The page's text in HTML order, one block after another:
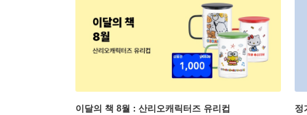
이달의 책 8월 : 산리오캐릭터즈 유리컵 정